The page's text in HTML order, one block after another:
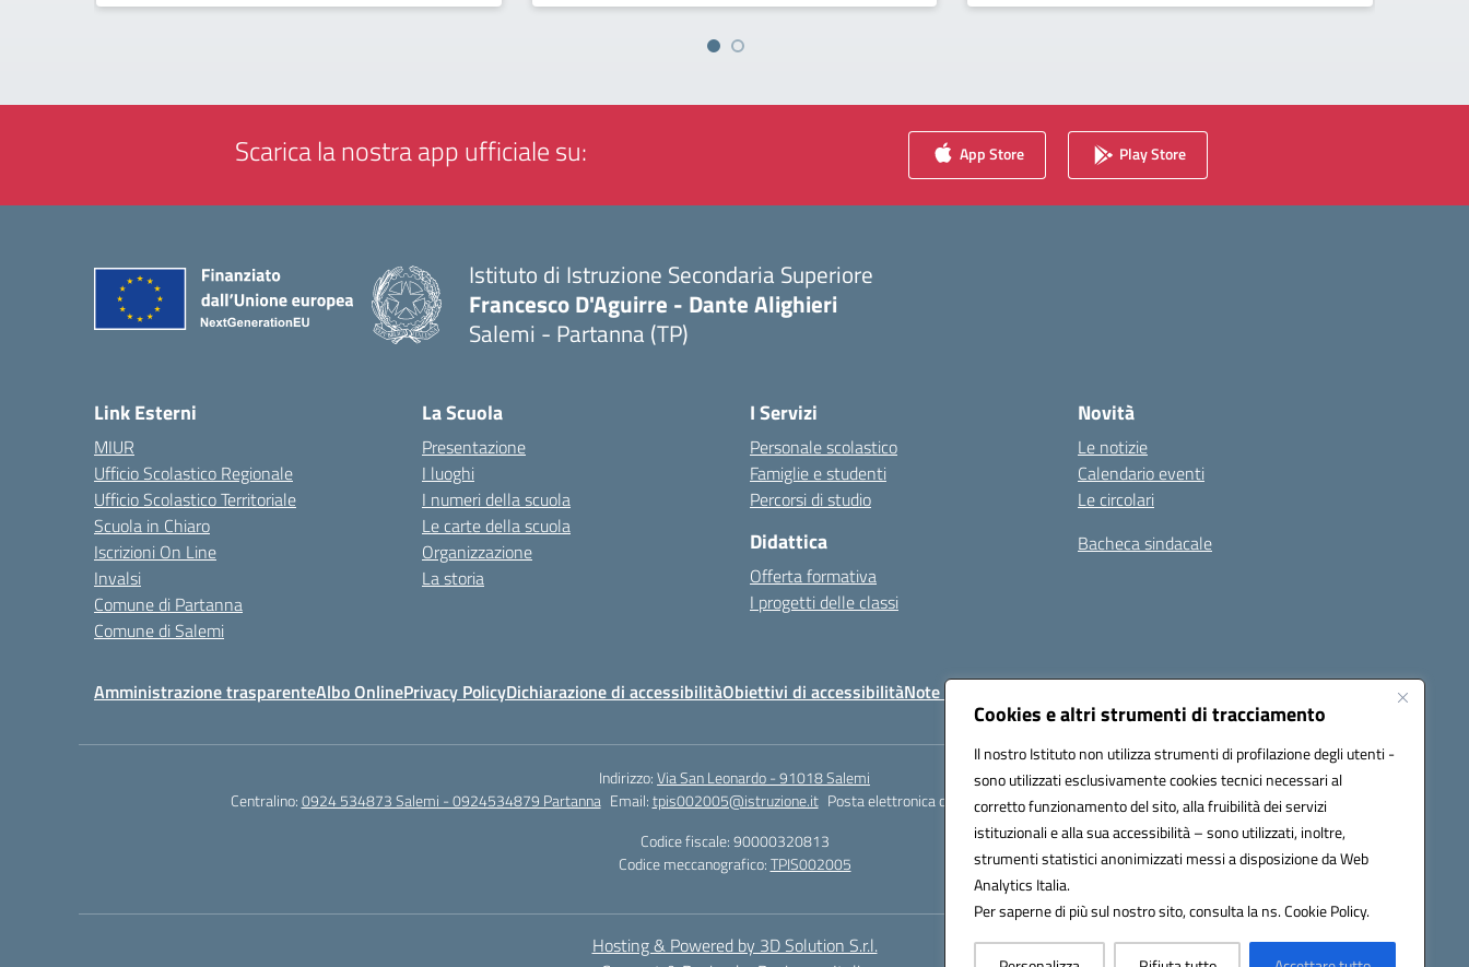
Cookies e altri strumenti di tracciamento
Il nostro Istituto non utilizza strumenti di profilazione degli utenti -
sono utilizzati esclusivamente cookies tecnici necessari al
corretto funzionamento del sito, alla fruibilità dei servizi
istituzionali e alla sua accessibilità – sono utilizzati, inoltre,
strumenti statistici anonimizzati messi a disposizione da Web
Analytics Italia.
Per saperne di più sul nostro sito, consulta la ns. Cookie Policy.
Scarica la nostra app ufficiale su: App Store Play Store
Istituto di Istruzione Secondaria Superiore
Francesco D'Aguirre - Dante Alighieri
Salemi - Partanna (TP)
Link Esterni
MIUR
Ufficio Scolastico Regionale
Ufficio Scolastico Territoriale
Scuola in Chiaro
Iscrizioni On Line
Invalsi
Comune di Partanna
Comune di Salemi
La Scuola
Presentazione
I luoghi
I numeri della scuola
Le carte della scuola
Organizzazione
La storia
I Servizi
Personale scolastico
Famiglie e studenti
Percorsi di studio
Didattica
Offerta formativa
I progetti delle classi
Novità
Le notizie
Calendario eventi
Le circolari
Bacheca sindacale
Amministrazione trasparenteAlbo OnlinePrivacy PolicyDichiarazione di accessibilitàObiettivi di accessibilitàNote legali Seguici su:
Indirizzo:Via San Leonardo - 91018 Salemi
Centralino:0924 534873 Salemi - 0924534879 Partanna Email:tpis002005@istruzione.it Posta elettronica certificata (PEC):tpis002005@pec.istruzione.it
Codice fiscale: 90000320813
Codice meccanografico:TPIS002005
Hosting & Powered by 3D Solution S.r.l.